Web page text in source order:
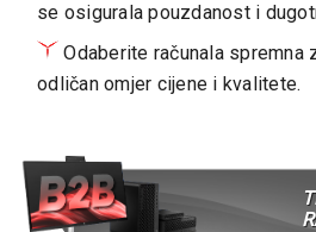
se osigurala pouzdanost i
Odaberite računala spremna
odličan omjer cijene i kvalitete.